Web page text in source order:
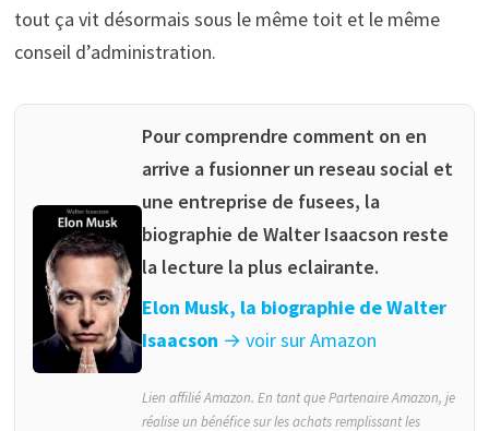
tout ça vit désormais sous le même toit et le même
conseil d’administration.
Pour comprendre comment on en
arrive a fusionner un reseau social et
une entreprise de fusees, la
biographie de Walter Isaacson reste
la lecture la plus eclairante.
Elon Musk, la biographie de Walter
Isaacson → voir sur Amazon
Lien affilié Amazon. En tant que Partenaire Amazon, je
réalise un bénéfice sur les achats remplissant les